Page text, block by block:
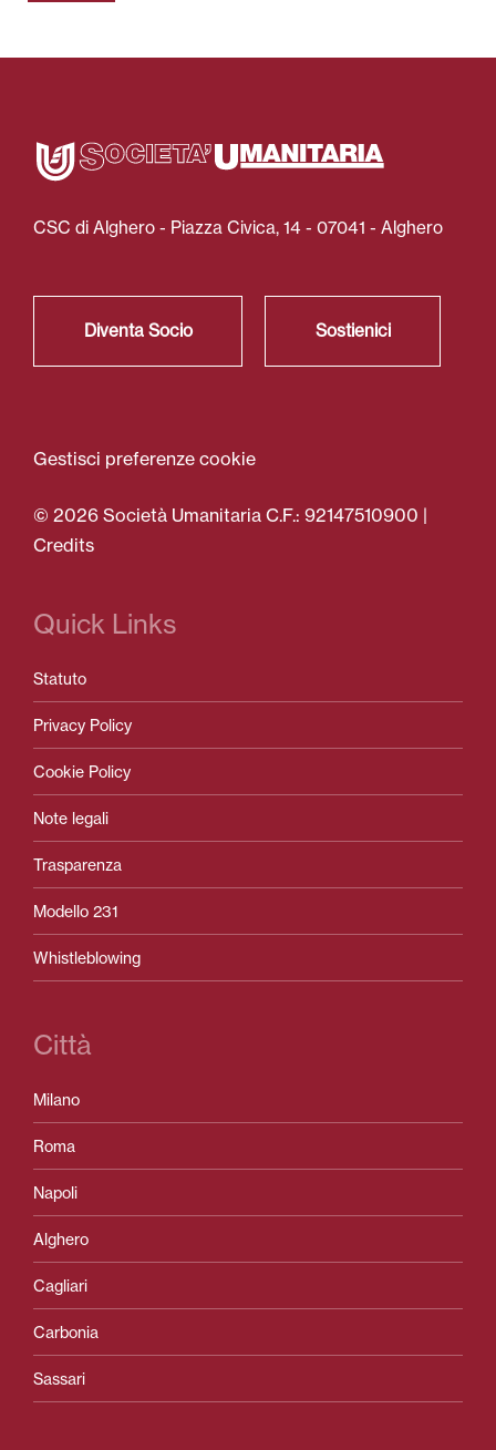
CSC di Alghero - Piazza Civica, 14 - 07041 - Alghero
Diventa Socio Sostienici
Gestisci preferenze cookie
© 2026 Società Umanitaria C.F.: 92147510900 |
Credits
Quick Links
Statuto
Privacy Policy
Cookie Policy
Note legali
Trasparenza
Modello 231
Whistleblowing
Città
Milano
Roma
Napoli
Alghero
Cagliari
Carbonia
Sassari